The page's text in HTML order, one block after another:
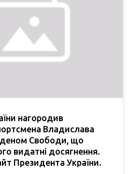
нагородив
Владислава
Свободи, що
видатні досягнення.
Президента України.